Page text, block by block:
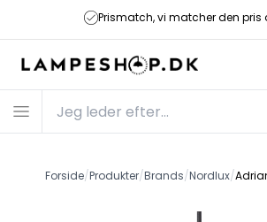
Prismatch, vi matcher den pris
Forside/Produkter/Brands/Nordlux/